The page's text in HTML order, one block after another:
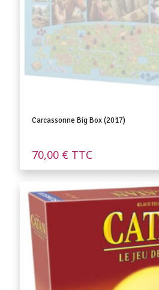
Carcassonne Big Box (2017)
70,00 € TTC